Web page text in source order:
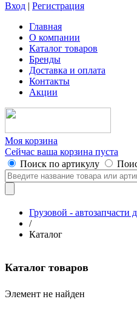
Вход | Регистрация
Главная
О компании
Каталог товаров
Бренды
Доставка и оплата
Контакты
Акции
Моя корзина
Сейчас ваша корзина пуста
Поиск по артикулу
Грузовой - автозапчасти
/
Каталог
Каталог товаров
Элемент не найден